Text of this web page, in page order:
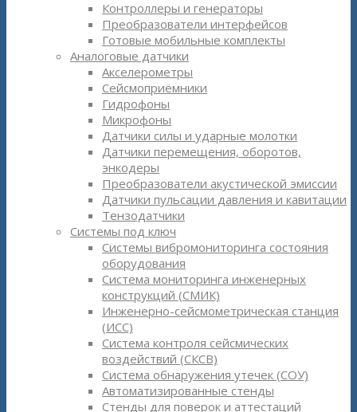
Контроллеры и генераторы
Преобразователи интерфейсов
Готовые мобильные комплекты
Аналоговые датчики
Акселерометры
Сейсмоприёмники
Гидрофоны
Микрофоны
Датчики силы и ударные молотки
Датчики перемещения, оборотов,
энкодеры
Преобразователи акустической эмиссии
Датчики пульсации давления и кавитации
Тензодатчики
Системы под ключ
Системы вибромониторинга состояния
оборудования
Система мониторинга инженерных
конструкций (СМИК)
Инженерно-сейсмометрическая станция
(ИСС)
Система контроля сейсмических
воздействий (СКСВ)
Система обнаружения утечек (СОУ)
Автоматизированные стенды
Стенды для поверок и аттестаций